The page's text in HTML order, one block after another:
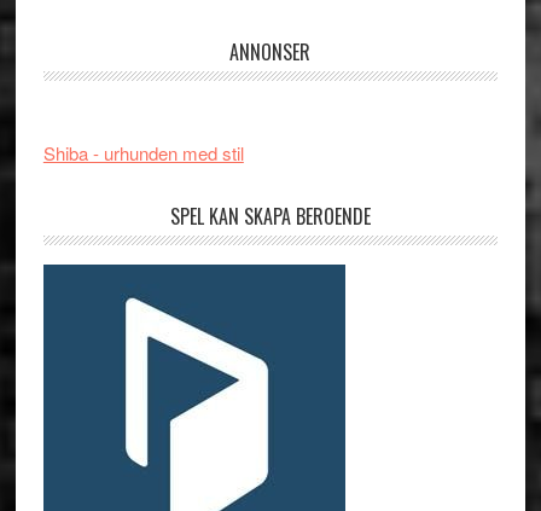
ANNONSER
Shiba - urhunden med stil
SPEL KAN SKAPA BEROENDE